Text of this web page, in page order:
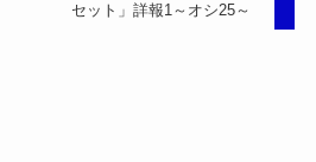
セット」詳報1～オシ25～